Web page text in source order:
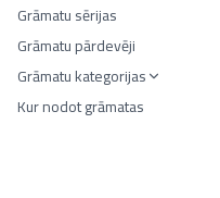
Grāmatu sērijas
Grāmatu pārdevēji
Grāmatu kategorijas
Kur nodot grāmatas